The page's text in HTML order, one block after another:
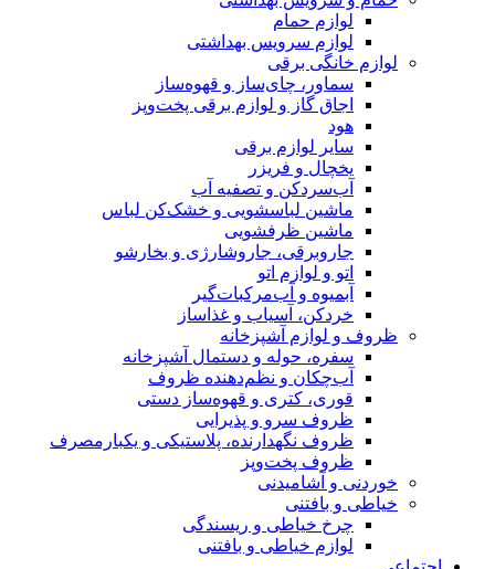
لوازم حمام
لوازم سرویس بهداشتی
لوازم خانگی برقی
سماور، چای‌ساز و قهوه‌ساز
اجاق گاز و لوازم برقی پخت‌وپز
هود
سایر لوازم برقی
یخچال و فریزر
آب‌سردکن و تصفیه آب
ماشین لباسشویی و خشک‌کن لباس
ماشین ظرفشویی
جاروبرقی، جاروشارژی و بخارشو
اتو و لوازم اتو
آبمیوه و آب‌مرکبات‌گیر
خردکن، آسیاب و غذاساز
ظروف و لوازم آشپزخانه
سفره، حوله و دستمال آشپزخانه
آب‌چکان و نظم‌دهنده ظروف
قوری، کتری و قهوه‌ساز دستی
ظروف سرو و پذیرایی
ظروف نگهدارنده، پلاستیکی و یکبارمصرف
ظروف پخت‌وپز
خوردنی و آشامیدنی
خیاطی و بافتنی
چرخ خیاطی و ریسندگی
لوازم خیاطی و بافتنی